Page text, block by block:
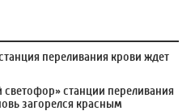
переливания крови ждет
станции переливания
загорелся красным